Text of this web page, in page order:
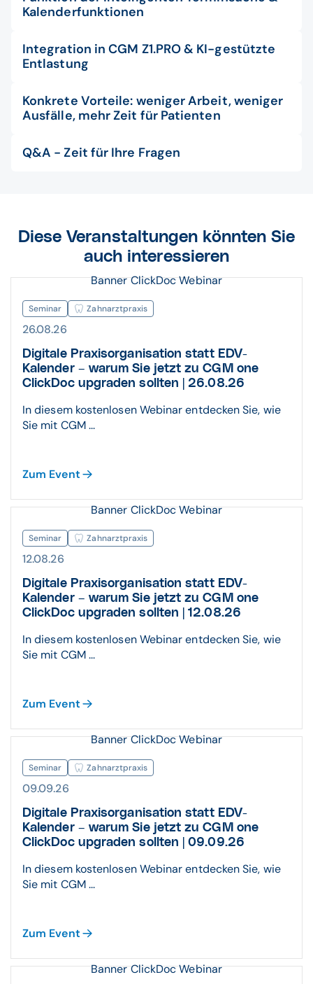
Kalenderfunktionen
Integration in CGM Z1.PRO & KI-gestützte
Entlastung
Konkrete Vorteile: weniger Arbeit, weniger
Ausfälle, mehr Zeit für Patienten
Q&A - Zeit für Ihre Fragen
Diese Veranstaltungen könnten Sie
auch interessieren
Banner ClickDoc Webinar
Seminar Zahnarztpraxis
26.08.26
Digitale Praxisorganisation statt EDV-
Kalender – warum Sie jetzt zu CGM one
ClickDoc upgraden sollten | 26.08.26
In diesem kostenlosen Webinar entdecken Sie, wie
Sie mit CGM ...
Zum Event
Banner ClickDoc Webinar
Seminar Zahnarztpraxis
12.08.26
Digitale Praxisorganisation statt EDV-
Kalender – warum Sie jetzt zu CGM one
ClickDoc upgraden sollten | 12.08.26
In diesem kostenlosen Webinar entdecken Sie, wie
Sie mit CGM ...
Zum Event
Banner ClickDoc Webinar
Seminar Zahnarztpraxis
09.09.26
Digitale Praxisorganisation statt EDV-
Kalender – warum Sie jetzt zu CGM one
ClickDoc upgraden sollten | 09.09.26
In diesem kostenlosen Webinar entdecken Sie, wie
Sie mit CGM ...
Zum Event
Banner ClickDoc Webinar